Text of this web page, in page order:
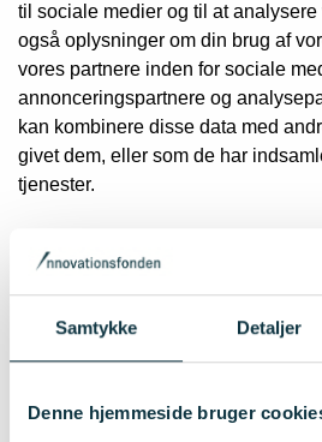
Samtykke Detaljer
Denne hjemmeside bruger
til sociale medier og til at
også oplysninger om din brug af
vores partnere inden for sociale
annonceringspartnere og
kan kombinere disse data med
givet dem, eller som de har
tjenester.
Cookies er små tekstfiler, som kan
at gøre en brugers oplevelse mere
Loven fastslår, at vi kan gemme
de er strengt nødvendige for at
andre typer cookies skal vi